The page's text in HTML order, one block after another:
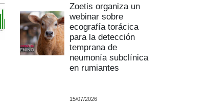
Zoetis organiza un
webinar sobre
ecografía torácica
para la detección
temprana de
neumonía subclínica
en rumiantes
15/07/2026